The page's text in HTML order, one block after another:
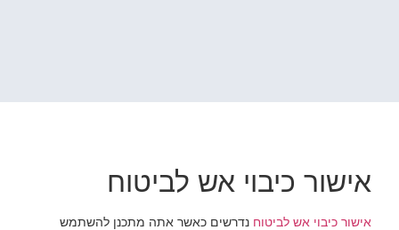
אישור כיבוי אש לביטוח
אישור כיבוי אש לביטוח נדרשים כאשר אתה מתכנן להשתמש